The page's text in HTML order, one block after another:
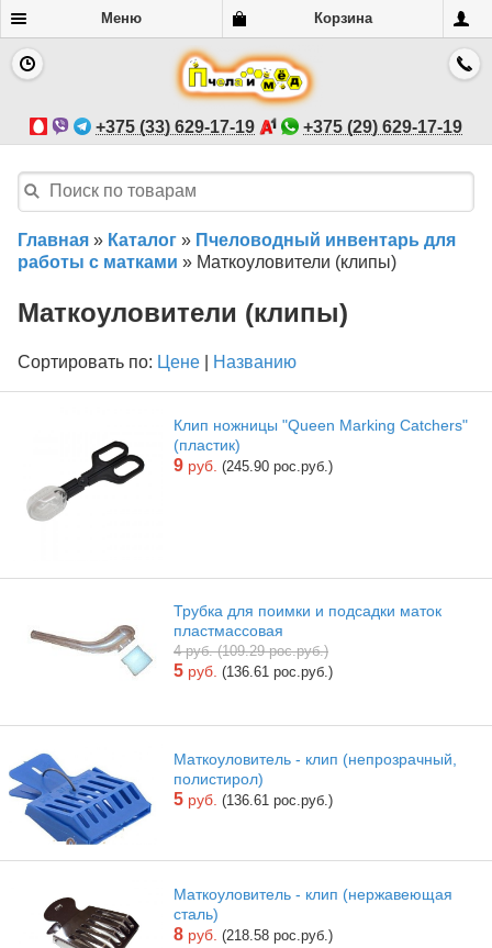
Меню Корзина
+375 (33) 629-17-19 +375 (29) 629-17-19
Главная » Каталог » Пчеловодный инвентарь для
работы с матками » Маткоуловители (клипы)
Маткоуловители (клипы)
Сортировать по: Цене Названию
Клип ножницы "Queen Marking Catchers"
(пластик)
9 руб. (245.90 рос.руб.)
Трубка для поимки и подсадки маток
пластмассовая
4 руб. (109.29 рос.руб.)
5 руб. (136.61 рос.руб.)
Маткоуловитель - клип (непрозрачный,
полистирол)
5 руб. (136.61 рос.руб.)
Маткоуловитель - клип (нержавеющая
сталь)
8 руб. (218.58 рос.руб.)